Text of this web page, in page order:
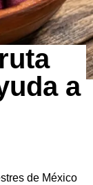
a
de México